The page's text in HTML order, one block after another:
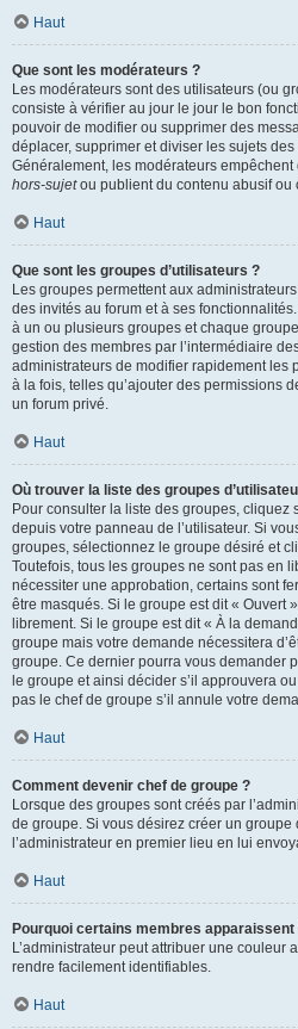
Haut
Que sont les modérateurs ?
Les modérateurs sont des utilisateurs (ou
consiste à vérifier au jour le jour le bon
pouvoir de modifier ou supprimer des
déplacer, supprimer et diviser les sujets des
Généralement, les modérateurs
hors-sujetou publient du contenu abusif ou
Haut
Que sont les groupes d’utilisateurs ?
Les groupes permettent aux
des invités au forum et à ses
à un ou plusieurs groupes et chaque
gestion des membres par l’intermédiaire
administrateurs de modifier rapidement les
à la fois, telles qu’ajouter des permissions
un forum privé.
Haut
Où trouver la liste des groupes
Pour consulter la liste des groupes, cliquez
depuis votre panneau de l’utilisateur. Si
groupes, sélectionnez le groupe désiré et
Toutefois, tous les groupes ne sont pas en
nécessiter une approbation, certains sont
être masqués. Si le groupe est dit « Ouvert
librement. Si le groupe est dit « À la
groupe mais votre demande nécessitera
groupe. Ce dernier pourra vous demander
le groupe et ainsi décider s’il approuvera
pas le chef de groupe s’il annule votre
Haut
Comment devenir chef de groupe ?
Lorsque des groupes sont créés par
de groupe. Si vous désirez créer un groupe
l’administrateur en premier lieu en lui
Haut
Pourquoi certains membres
L’administrateur peut attribuer une couleur
rendre facilement identifiables.
Haut